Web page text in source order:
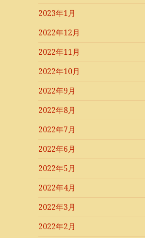
2023年1月
2022年12月
2022年11月
2022年10月
2022年9月
2022年8月
2022年7月
2022年6月
2022年5月
2022年4月
2022年3月
2022年2月